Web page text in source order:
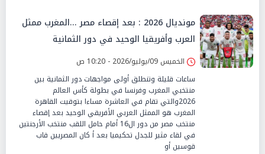
مونديال 2026 : بعد إقصاء مصر ...المغرب ممثل
العرب وأفريقيا الوحيد في دور الثمانية
الخميس 09/يوليو/2026 - 10:20 ص
ساعات قليلة وتنطلق أولى مواجهات دور الثمانية بين
منتخبي المغرب وفرنسا في بطولة كأس العالم
2026والتي تقام في العاشرة مساءا بتوقيت القاهرة
المغرب هو الممثل العربي الأفريقي الوحيد بعد إقصاء
منتخب مصر من دور ال16 أمام حامل اللقب منتخب الأرجنتين
في لقاء مثير للجدل تحكيميا بعد أ كان المصريين قاب
قوسين أو